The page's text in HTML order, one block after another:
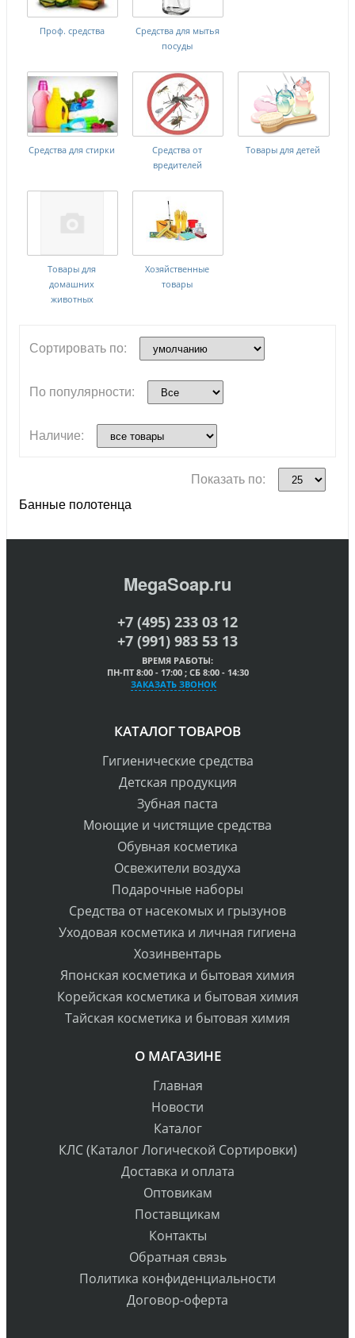
Проф. средства
Средства для мытья
посуды
Средства для стирки
Средства от
вредителей
Товары для детей
Товары для
домашних
животных
Хозяйственные
товары
Сортировать по:
По популярности:
Наличие:
Показать по:
Банные полотенца
MegaSoap.ru
+7 (495) 233 03 12
+7 (991) 983 53 13
ВРЕМЯ РАБОТЫ:
ПН-ПТ 8:00 - 17:00 ; СБ 8:00 - 14:30
ЗАКАЗАТЬ ЗВОНОК
КАТАЛОГ ТОВАРОВ
Гигиенические средства
Детская продукция
Зубная паста
Моющие и чистящие средства
Обувная косметика
Освежители воздуха
Подарочные наборы
Средства от насекомых и грызунов
Уходовая косметика и личная гигиена
Хозинвентарь
Японская косметика и бытовая химия
Корейская косметика и бытовая химия
Тайская косметика и бытовая химия
О МАГАЗИНЕ
Главная
Новости
Каталог
КЛС (Каталог Логической Сортировки)
Доставка и оплата
Оптовикам
Поставщикам
Контакты
Обратная связь
Политика конфиденциальности
Договор-оферта